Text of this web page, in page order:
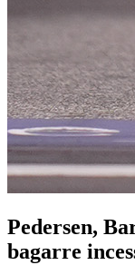
Pedersen,
bagarre